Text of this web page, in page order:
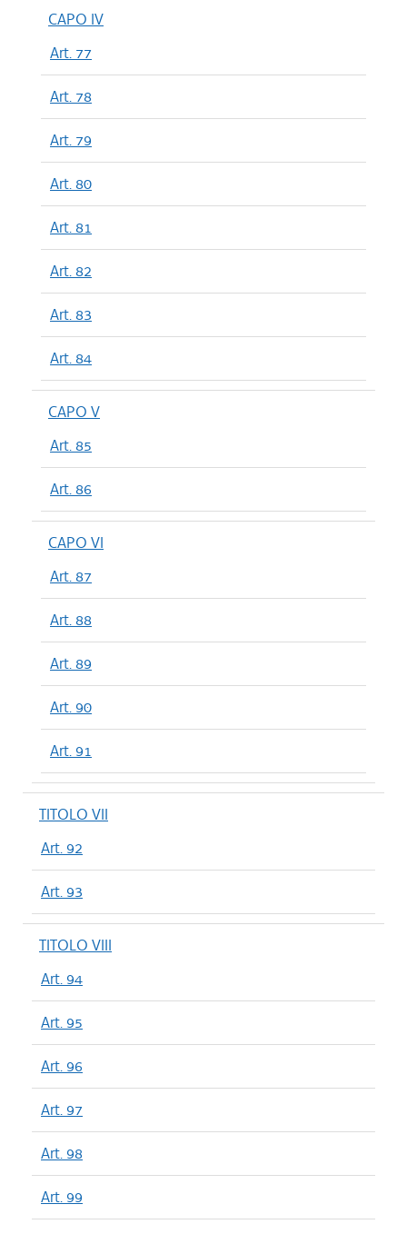
CAPO IV
Art. 77
Art. 78
Art. 79
Art. 80
Art. 81
Art. 82
Art. 83
Art. 84
CAPO V
Art. 85
Art. 86
CAPO VI
Art. 87
Art. 88
Art. 89
Art. 90
Art. 91
TITOLO VII
Art. 92
Art. 93
TITOLO VIII
Art. 94
Art. 95
Art. 96
Art. 97
Art. 98
Art. 99